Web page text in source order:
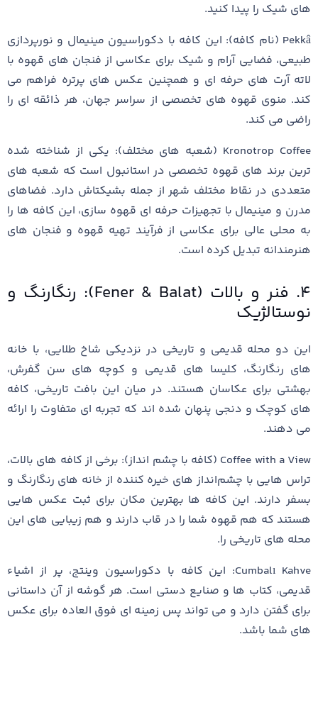
‌های شیک را پیدا کنید.
Pekkâ (نام کافه): این کافه با دکوراسیون مینیمال و نورپردازی
طبیعی، فضایی آرام و شیک برای عکاسی از فنجان‌ های قهوه با
لاته آرت‌ های حرفه ‌ای و همچنین عکس ‌های پرتره فراهم می‌
کند. منوی قهوه ‌های تخصصی از سراسر جهان، هر ذائقه ‌ای را
راضی می‌ کند.
Kronotrop Coffee (شعبه‌ های مختلف): یکی از شناخته ‌شده
‌ترین برند های قهوه تخصصی در استانبول است که شعبه‌ های
متعددی در نقاط مختلف شهر از جمله بشیکتاش دارد. فضاهای
مدرن و مینیمال با تجهیزات حرفه‌ ای قهوه‌ سازی، این کافه ‌ها را
به محلی عالی برای عکاسی از فرآیند تهیه قهوه و فنجان ‌های
هنرمندانه تبدیل کرده است.
۴. فنر و بالات (Fener & Balat): رنگارنگ و
نوستالژیک
این دو محله قدیمی و تاریخی در نزدیکی شاخ طلایی، با خانه‌
های رنگارنگ، کلیسا های قدیمی و کوچه‌ های سن گفرش،
بهشتی برای عکاسان هستند. در میان این بافت تاریخی، کافه‌
های کوچک و دنجی پنهان شده ‌اند که تجربه ‌ای متفاوت را ارائه
می ‌دهند.
Coffee with a View (کافه با چشم‌ انداز): برخی از کافه ‌های بالات،
تراس ‌هایی با چشم‌انداز های خیره ‌کننده از خانه‌ های رنگارنگ و
بسفر دارند. این کافه‌ ها بهترین مکان برای ثبت عکس‌ هایی
هستند که هم قهوه شما را در قاب دارند و هم زیبایی ‌های این
محله‌ های تاریخی را.
Cumbalı Kahve: این کافه با دکوراسیون وینتج، پر از اشیاء
قدیمی، کتاب‌ ها و صنایع دستی است. هر گوشه از آن داستانی
برای گفتن دارد و می‌ تواند پس ‌زمینه‌ ای فوق‌ العاده برای عکس‌
های شما باشد.